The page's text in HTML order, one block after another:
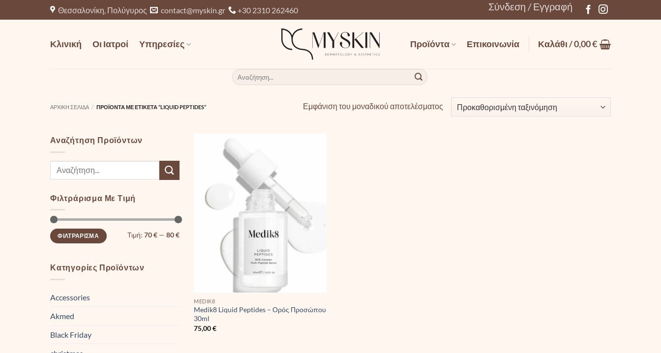
στο
Θεσσαλονίκη, Πολύγυρος contact@myskin.gr +30 2310 262460 Σύνδεση / Εγγραφή
Κλινική Οι Ιατροί Υπηρεσίες Προϊόντα Επικοινωνία Καλάθι /0,00€
Αναζήτηση
για:
ΑΡΧΙΚΉ ΣΕΛΊΔΑ / ΠΡΟΪΌΝΤΑ ΜΕ ΕΤΙΚΈΤΑ “LIQUID PEPTIDES” Εμφάνιση του μοναδικού αποτελέσματος
Αναζήτηση Προϊόντων
Αναζήτηση
για:
Φιλτράρισμα Με Τιμή
Ελάχιστη
τιμή
Μέγιστη
τιμήΦΙΛΤΡΆΡΙΣΜΑ Τιμή: 70 €— 80 €
Κατηγορίες Προϊόντων
Accessories
Akmed
Black Friday
MEDIK8
Medik8 Liquid Peptides – Ορός Προσώπου
30ml
75,00€